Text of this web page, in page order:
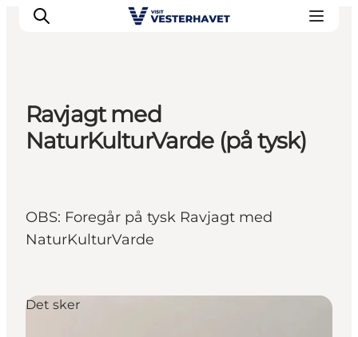
Det sker
Køb billet
Planlæg din ferie
Ravjagt med
NaturKulturVarde (på tysk)
OBS: Foregår på tysk Ravjagt med
NaturKulturVarde
Det sker